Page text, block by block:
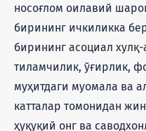
носоғлом оилавий
бирининг ичкиликка
бирининг асоциал
тиламчилик, ўғирлик,
муҳитдаги муомала ва
катталар томонидан
ҳуқуқий онг ва